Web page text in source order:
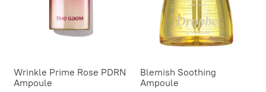
Wrinkle Prime Rose PDRN
Ampoule
Blemish Soothing
Ampoule